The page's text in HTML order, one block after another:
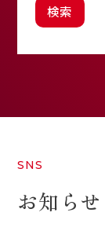
検索
SNS
お知らせ